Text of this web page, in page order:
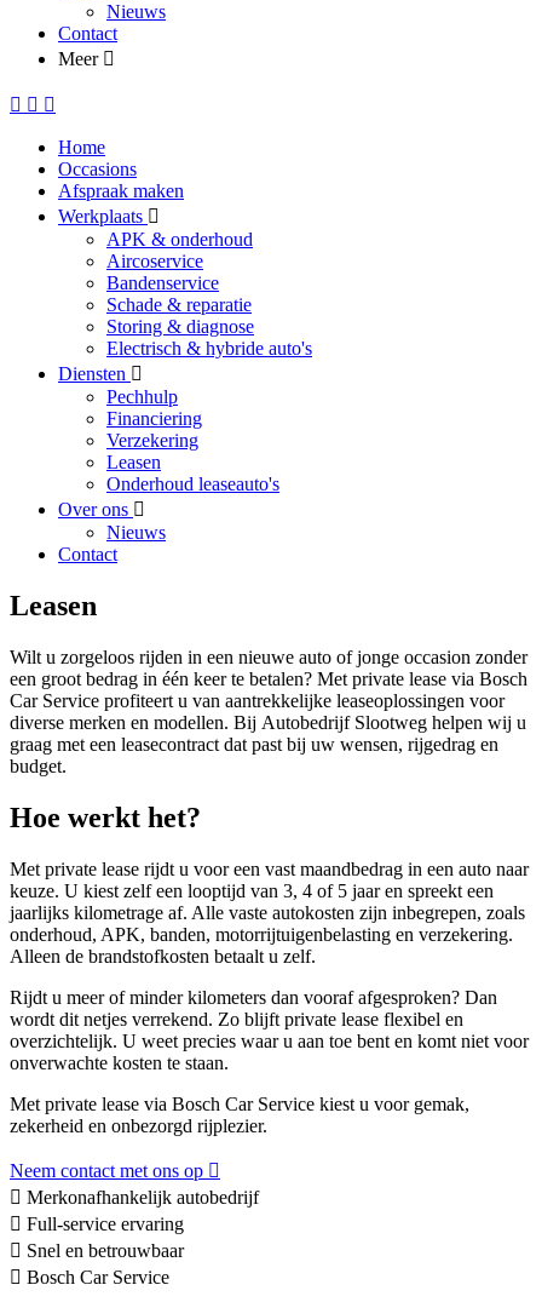
Nieuws
Contact
Meer
Home
Occasions
Afspraak maken
Werkplaats
APK & onderhoud
Aircoservice
Bandenservice
Schade & reparatie
Storing & diagnose
Electrisch & hybride auto's
Diensten
Pechhulp
Financiering
Verzekering
Leasen
Onderhoud leaseauto's
Over ons
Nieuws
Contact
Leasen
Wilt u zorgeloos rijden in een nieuwe auto of jonge occasion zonder
een groot bedrag in één keer te betalen? Met private lease via Bosch
Car Service profiteert u van aantrekkelijke leaseoplossingen voor
diverse merken en modellen. Bij Autobedrijf Slootweg helpen wij u
graag met een leasecontract dat past bij uw wensen, rijgedrag en
budget.
Hoe werkt het?
Met private lease rijdt u voor een vast maandbedrag in een auto naar
keuze. U kiest zelf een looptijd van 3, 4 of 5 jaar en spreekt een
jaarlijks kilometrage af. Alle vaste autokosten zijn inbegrepen, zoals
onderhoud, APK, banden, motorrijtuigenbelasting en verzekering.
Alleen de brandstofkosten betaalt u zelf.
Rijdt u meer of minder kilometers dan vooraf afgesproken? Dan
wordt dit netjes verrekend. Zo blijft private lease flexibel en
overzichtelijk. U weet precies waar u aan toe bent en komt niet voor
onverwachte kosten te staan.
Met private lease via Bosch Car Service kiest u voor gemak,
zekerheid en onbezorgd rijplezier.
Neem contact met ons op
Merkonafhankelijk autobedrijf
Full-service ervaring
Snel en betrouwbaar
Bosch Car Service